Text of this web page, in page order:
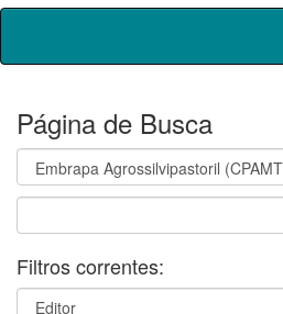
Skip
Página de Busca
Filtros correntes: